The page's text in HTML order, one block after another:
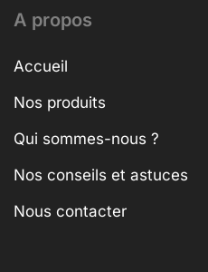
A propos
Accueil
Nos produits
Qui sommes-nous ?
Nos conseils et astuces
Nous contacter